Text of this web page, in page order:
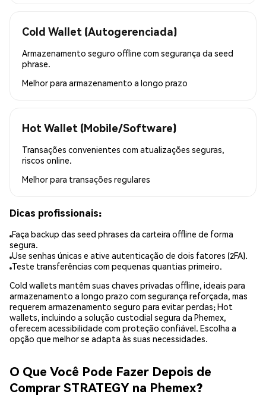
Cold Wallet (Autogerenciada)
Armazenamento seguro offline com segurança da seed
phrase.
Melhor para armazenamento a longo prazo
Hot Wallet (Mobile/Software)
Transações convenientes com atualizações seguras,
riscos online.
Melhor para transações regulares
Dicas profissionais:
Faça backup das seed phrases da carteira offline de forma
segura.
Use senhas únicas e ative autenticação de dois fatores (2FA).
Teste transferências com pequenas quantias primeiro.
Cold wallets mantêm suas chaves privadas offline, ideais para
armazenamento a longo prazo com segurança reforçada, mas
requerem armazenamento seguro para evitar perdas; Hot
wallets, incluindo a solução custodial segura da Phemex,
oferecem acessibilidade com proteção confiável. Escolha a
opção que melhor se adapta às suas necessidades.
O Que Você Pode Fazer Depois de
Comprar STRATEGY na Phemex?